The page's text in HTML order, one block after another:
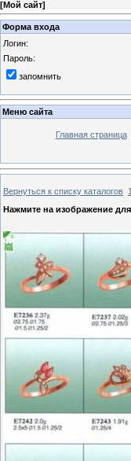
[Мой сайт]
Форма входа
Логин:
Пароль:
запомнить
Меню сайта
Главная страница
Вернуться к списку каталогов 1
Нажмите на изображение